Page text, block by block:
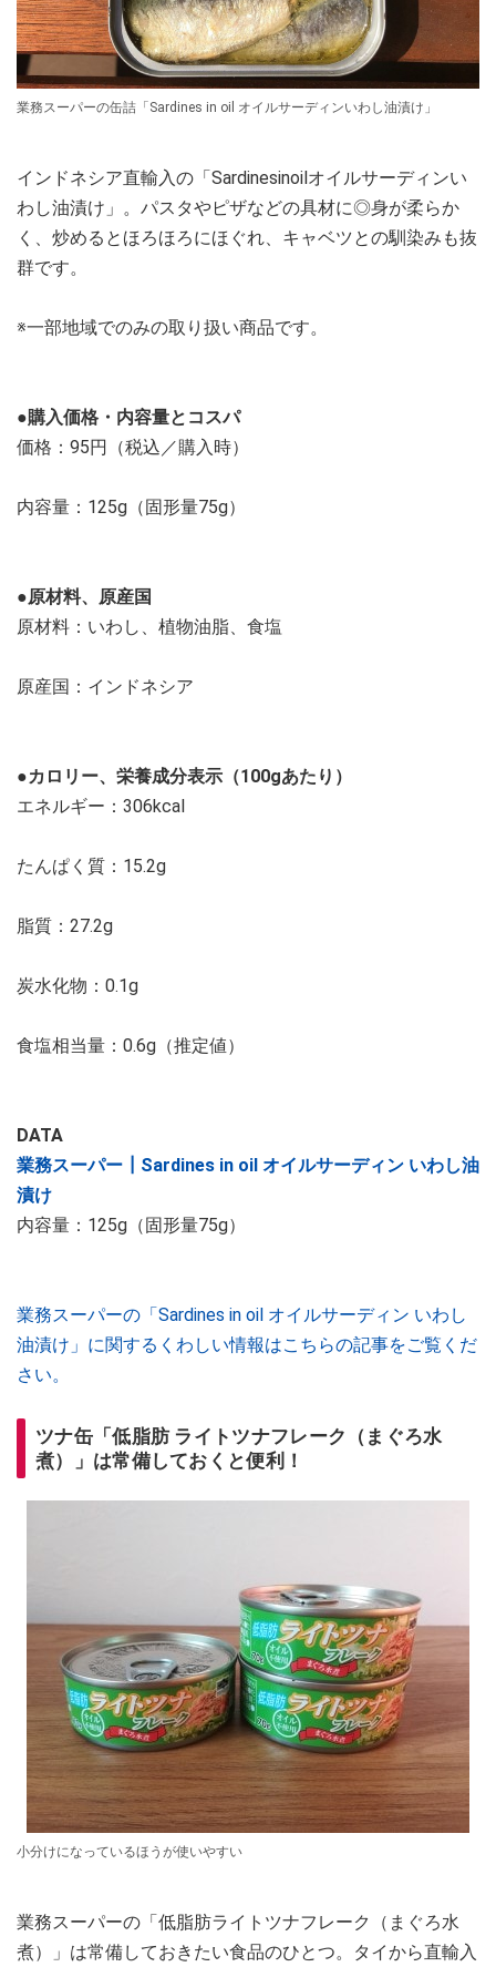
業務スーパーの缶詰「Sardines in oil オイルサーディンいわし油漬け」
インドネシア直輸入の「Sardinesinoilオイルサーディンい
わし油漬け」。パスタやピザなどの具材に◎身が柔らか
く、炒めるとほろほろにほぐれ、キャベツとの馴染みも抜
群です。
※一部地域でのみの取り扱い商品です。
●購入価格・内容量とコスパ
価格：95円（税込／購入時）
内容量：125g（固形量75g）
●原材料、原産国
原材料：いわし、植物油脂、食塩
原産国：インドネシア
●カロリー、栄養成分表示（100gあたり）
エネルギー：306kcal
たんぱく質：15.2g
脂質：27.2g
炭水化物：0.1g
食塩相当量：0.6g（推定値）
DATA
業務スーパー┃Sardines in oil オイルサーディン いわし油
漬け
内容量：125g（固形量75g）
業務スーパーの「Sardines in oil オイルサーディン いわし
油漬け」に関するくわしい情報はこちらの記事をご覧くだ
さい。
ツナ缶「低脂肪 ライトツナフレーク（まぐろ水
煮）」は常備しておくと便利！
小分けになっているほうが使いやすい
業務スーパーの「低脂肪ライトツナフレーク（まぐろ水
煮）」は常備しておきたい食品のひとつ。タイから直輸入